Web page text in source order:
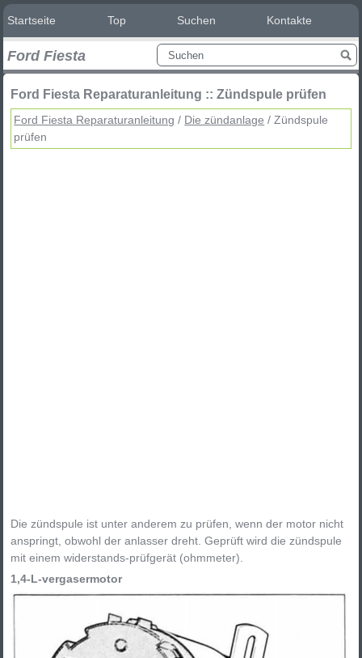
Startseite Top Suchen Kontakte
Ford Fiesta
Ford Fiesta Reparaturanleitung :: Zündspule prüfen
Ford Fiesta Reparaturanleitung / Die zündanlage / Zündspule
prüfen
Die zündspule ist unter anderem zu prüfen, wenn der motor nicht
anspringt, obwohl der anlasser dreht. Geprüft wird die zündspule
mit einem widerstands-prüfgerät (ohmmeter).
1,4-L-vergasermotor